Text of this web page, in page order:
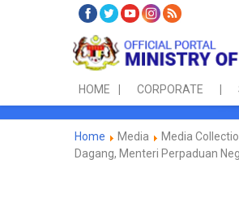
HOME CORPORATE
Home Media Media
Dagang, Menteri Perpaduan